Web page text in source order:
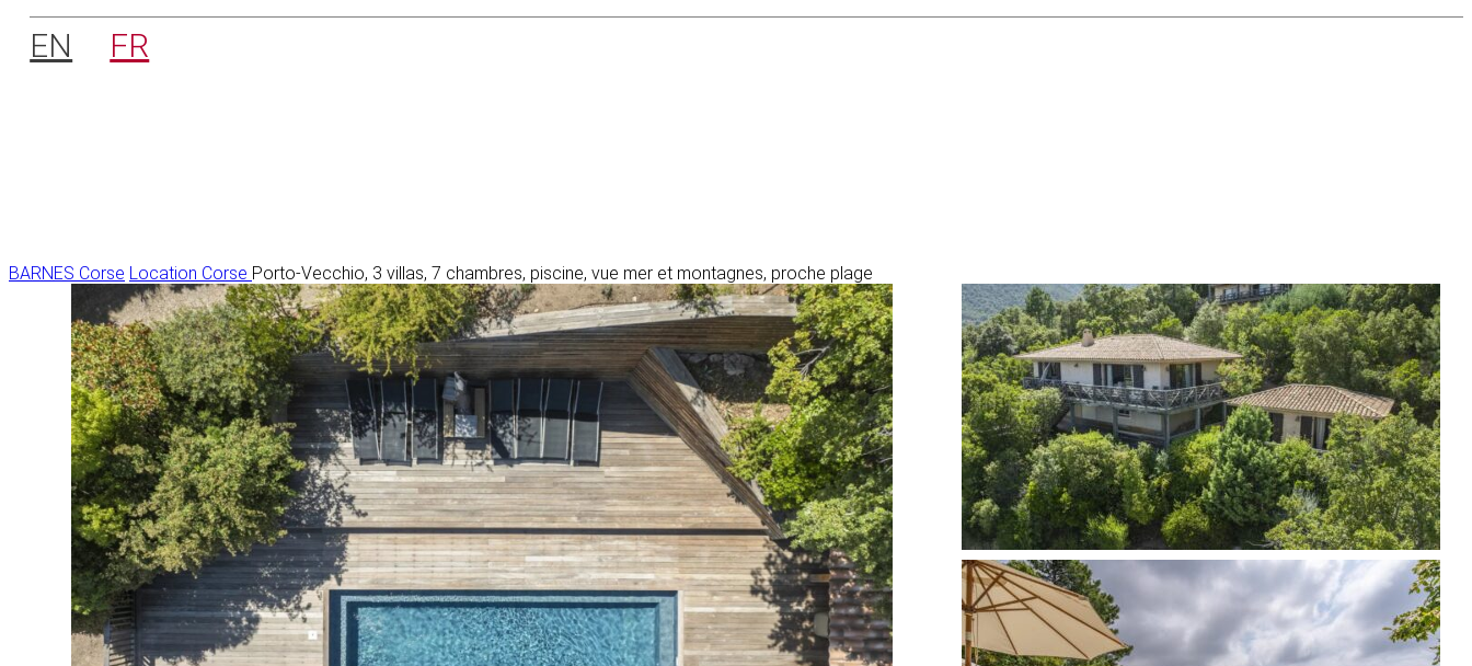
EN FR
BARNES Corse Location Corse Porto-Vecchio, 3 villas, 7 chambres, piscine, vue mer et montagnes, proche plage